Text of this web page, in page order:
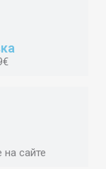
на сайте